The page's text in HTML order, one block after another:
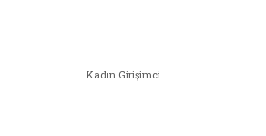
Kadın Girişimci